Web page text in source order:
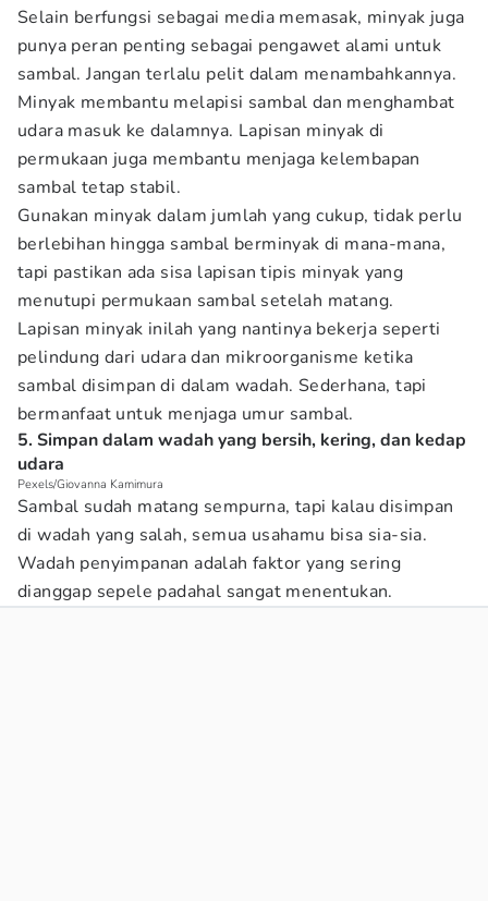
Selain berfungsi sebagai media memasak, minyak juga
punya peran penting sebagai pengawet alami untuk
sambal. Jangan terlalu pelit dalam menambahkannya.
Minyak membantu melapisi sambal dan menghambat
udara masuk ke dalamnya. Lapisan minyak di
permukaan juga membantu menjaga kelembapan
sambal tetap stabil.
Gunakan minyak dalam jumlah yang cukup, tidak perlu
berlebihan hingga sambal berminyak di mana-mana,
tapi pastikan ada sisa lapisan tipis minyak yang
menutupi permukaan sambal setelah matang.
Lapisan minyak inilah yang nantinya bekerja seperti
pelindung dari udara dan mikroorganisme ketika
sambal disimpan di dalam wadah. Sederhana, tapi
bermanfaat untuk menjaga umur sambal.
5. Simpan dalam wadah yang bersih, kering, dan kedap
udara
Pexels/Giovanna Kamimura
Sambal sudah matang sempurna, tapi kalau disimpan
di wadah yang salah, semua usahamu bisa sia-sia.
Wadah penyimpanan adalah faktor yang sering
dianggap sepele padahal sangat menentukan.